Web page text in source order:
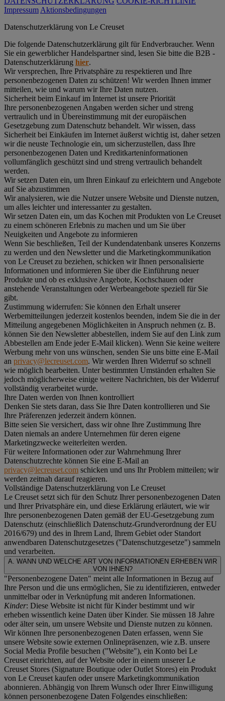
Impressum Aktionsbedingungen
Datenschutz­erklärung von Le Creuset
Die folgende Datenschutzerklärung gilt für Endverbraucher. Wenn
Sie ein gewerblicher Handelspartner sind, lesen Sie bitte die B2B -
Datenschutzerklärung hier.
Wir versprechen, Ihre Privatsphäre zu respektieren und Ihre
personenbezogenen Daten zu schützen! Wir werden Ihnen immer
mitteilen, wie und warum wir Ihre Daten nutzen.
Sicherheit beim Einkauf im Internet ist unsere Priorität
Ihre personenbezogenen Angaben werden sicher und streng
vertraulich und in Übereinstimmung mit der europäischen
Gesetzgebung zum Datenschutz behandelt. Wir wissen, dass
Sicherheit bei Einkäufen im Internet äußerst wichtig ist, daher setzen
wir die neuste Technologie ein, um sicherzustellen, dass Ihre
personenbezogenen Daten und Kreditkarteninformationen
vollumfänglich geschützt sind und streng vertraulich behandelt
werden.
Wir setzen Daten ein, um Ihren Einkauf zu erleichtern und Angebote
auf Sie abzustimmen
Wir analysieren, wie die Nutzer unsere Website und Dienste nutzen,
um alles leichter und interessanter zu gestalten.
Wir setzen Daten ein, um das Kochen mit Produkten von Le Creuset
zu einem schöneren Erlebnis zu machen und um Sie über
Neuigkeiten und Angebote zu informieren
Wenn Sie beschließen, Teil der Kundendatenbank unseres Konzerns
zu werden und den Newsletter und die Marketingkommunikation
von Le Creuset zu beziehen, schicken wir Ihnen personalisierte
Informationen und informieren Sie über die Einführung neuer
Produkte und ob es exklusive Angebote, Kochschauen oder
anstehende Veranstaltungen oder Werbeangebote speziell für Sie
gibt.
Zustimmung widerrufen: Sie können den Erhalt unserer
Werbemitteilungen jederzeit kostenlos beenden, indem Sie die in der
Mitteilung angegebenen Möglichkeiten in Anspruch nehmen (z. B.
können Sie den Newsletter abbestellen, indem Sie auf den Link zum
Abbestellen am Ende jeder E-Mail klicken). Wenn Sie keine weitere
Werbung mehr von uns wünschen, senden Sie uns bitte eine E-Mail
an privacy@lecreuset.com. Wir werden Ihren Widerruf so schnell
wie möglich bearbeiten. Unter bestimmten Umständen erhalten Sie
jedoch möglicherweise einige weitere Nachrichten, bis der Widerruf
vollständig verarbeitet wurde.
Ihre Daten werden von Ihnen kontrolliert
Denken Sie stets daran, dass Sie Ihre Daten kontrollieren und Sie
Ihre Präferenzen jederzeit ändern können.
Bitte seien Sie versichert, dass wir ohne Ihre Zustimmung Ihre
Daten niemals an andere Unternehmen für deren eigene
Marketingzwecke weiterleiten werden.
Für weitere Informationen oder zur Wahrnehmung Ihrer
Datenschutzrechte können Sie eine E-Mail an
privacy@lecreuset.com schicken und uns Ihr Problem mitteilen; wir
werden zeitnah darauf reagieren.
Vollständige Datenschutzerklärung von Le Creuset
Le Creuset setzt sich für den Schutz Ihrer personenbezogenen Daten
und Ihrer Privatsphäre ein, und diese Erklärung erläutert, wie wir
Ihre personenbezogenen Daten gemäß der EU-Gesetzgebung zum
Datenschutz (einschließlich Datenschutz-Grundverordnung der EU
2016/679) und des in Ihrem Land, Ihrem Gebiet oder Standort
anwendbaren Datenschutzgesetzes ("Datenschutzgesetze") sammeln
und verarbeiten.
A. WANN UND WELCHE ART VON INFORMATIONEN ERHEBEN WIR
VON IHNEN?
"Personenbezogene Daten" meint alle Informationen in Bezug auf
Ihre Person und die uns ermöglichen, Sie zu identifizieren, entweder
unmittelbar oder in Verknüpfung mit anderen Informationen.
Kinder: Diese Website ist nicht für Kinder bestimmt und wir
erheben wissentlich keine Daten über Kinder. Sie müssen 18 Jahre
oder älter sein, um unsere Website und Dienste nutzen zu können.
Wir können Ihre personenbezogenen Daten erfassen, wenn Sie
unsere Website sowie externen Onlinepräsenzen, wie z.B. unsere
Social Media Profile besuchen ("Website"), ein Konto bei Le
Creuset einrichten, auf der Website oder in einem unserer Le
Creuset Stores (Signature Boutique oder Outlet Stores) ein Produkt
von Le Creuset kaufen oder unsere Marketingkommunikation
abonnieren. Abhängig von Ihrem Wunsch oder Ihrer Einwilligung
können personenbezogene Daten Folgendes einschließen: